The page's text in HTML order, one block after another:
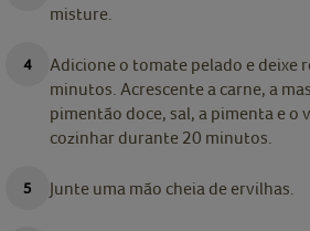
misture.
Adicione o tomate pelado e deixe
minutos. Acrescente a carne, a
pimentão doce, sal, a pimenta e o
cozinhar durante 20 minutos.
Junte uma mão cheia de ervilhas.